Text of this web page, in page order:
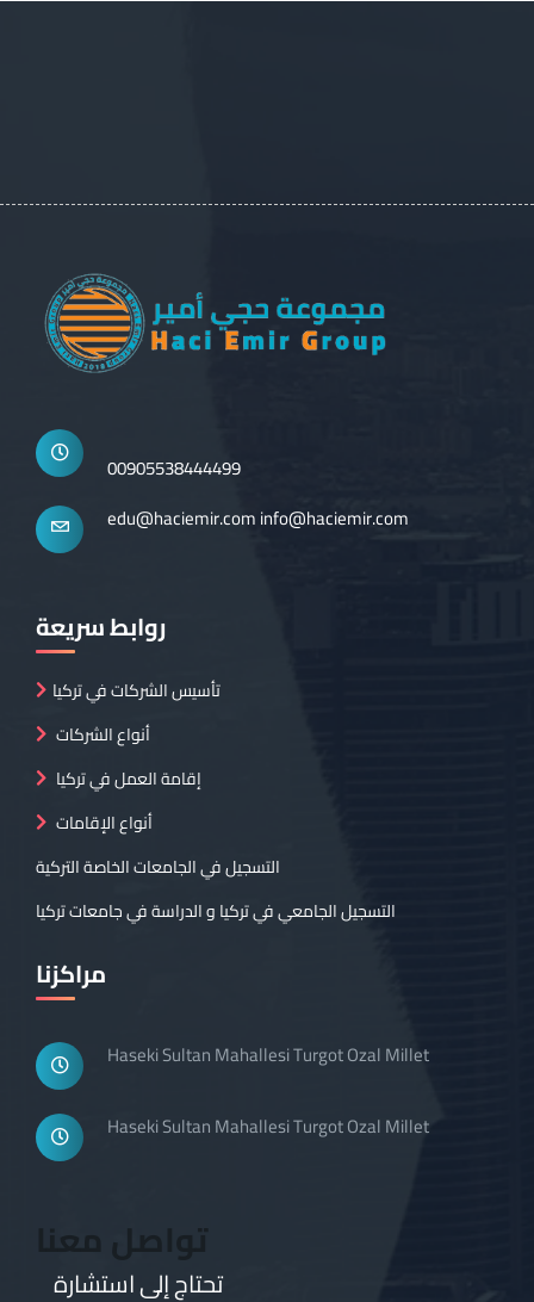
00905538444499
edu@haciemir.cominfo@haciemir.com
روابط سريعة
تأسيس الشركات في تركيا
أنواع الشركات
إقامة العمل في تركيا
أنواع الإقامات
التسجيل في الجامعات الخاصة التركية
التسجيل الجامعي في تركيا و الدراسة في جامعات تركيا
مراكزنا
Haseki Sultan Mahallesi Turgot Ozal Millet
Haseki Sultan Mahallesi Turgot Ozal Millet
تواصل معنا
تحتاج إلى استشارة